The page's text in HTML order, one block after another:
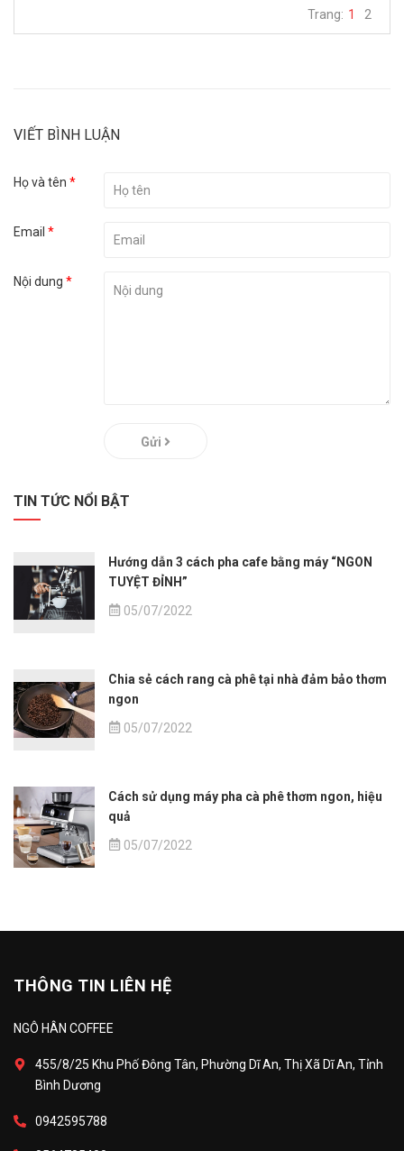
TIN TỨC NỔI BẬT
Hướng dẫn 3 cách pha cafe bằng máy “NGON
TUYỆT ĐỈNH”
05/07/2022
Chia sẻ cách rang cà phê tại nhà đảm bảo thơm
ngon
05/07/2022
Cách sử dụng máy pha cà phê thơm ngon, hiệu
quả
05/07/2022
Trang: 1 2
VIẾT BÌNH LUẬN
Họ và tên *
Email *
Nội dung *
Gửi
THÔNG TIN LIÊN HỆ
NGÔ HÂN COFFEE
455/8/25 Khu Phố Đông Tân, Phường Dĩ An, Thị Xã Dĩ An, Tỉnh
Bình Dương
0942595788